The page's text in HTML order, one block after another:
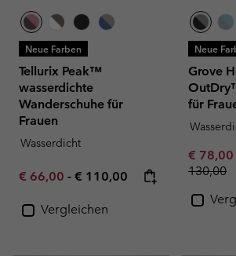
Neue Farben
Tellurix Peak™
wasserdichte
Wanderschuhe für
Frauen
Wasserdicht
Minimum sale price:
€ 66,00 - Maximum price:
€ 110,00
Vergleichen
Neue
Grove
für
€ 78,00
130,00